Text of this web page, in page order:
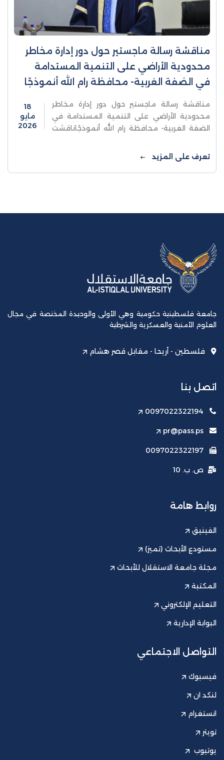
مناقشة رسالة ماجستير حول دور إدارة مخاطر
محدودية الأراضي على التنمية المستدامة
في الضفة الغربية- محافظة رام الله أنموذجًا
مناقشة رسالة ماجستير حول دور إدارة مخاطر
محدودية الأراضي على التنمية المستدامة في
الضفة الغربية- محافظة رام الله أنموذجًاناقشت
الاستقلال- قسم الإدارة في ...
18
مايو
2026
تعرف على المزيد
جامعة فلسطينية حكومية وهي الأولى والوحيدة المختصة في مجال
العلوم الأمنية والعسكرية والشرطية
فلسطين - أريحا - مقابل قصر هشام
اتصل بنا
0097022322194
pr@pass.ps
0097022322197
ص. ب. 10
روابط هامة
الفينيق
مستودع الأبحاث (تميز)
مجلة جامعة الاستقلال للأبحاث
المكتبة
التعليم الإلكتروني
البوابة الإدارية
التواصل الاجتماعي
فيسبوك
لنكد ان
انستغرام
تويتر
يوتيوب